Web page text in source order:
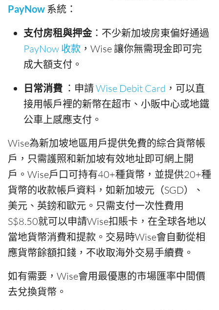
PayNow 系統：
支付房租與押金：不少新加坡房東偏好通過
PayNow 收款 ，Wise 讓你無需現金即可完
成大額支付。
日常消費 ：申請Wise Debit Card ，可以直
接用帳戶裡的新幣在超市、小販中心或地鐵
公車上感應支付。
Wise為新加坡地區用戶提供免費的綜合貨幣帳
戶，只需護照和新加坡有效地址即可網上開
戶。Wise戶口可持有40+種貨幣，並提供20+種
貨幣的收款帳戶資料，如新加坡元（SGD）、
美元、英鎊和歐元。只需支付一次性費用
S$8.50就可以申請Wise扣賬卡，在全球各地以
當地貨幣消費和提款。交易時Wise會自動從相
應貨幣餘額扣錢，不收取海外交易手續費。
如有需要，Wise會用最優惠的市場匯率中間價
去兌換貨幣。